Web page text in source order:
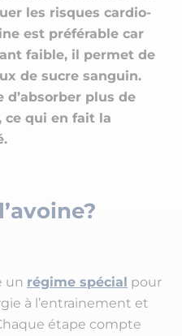
les risques cardio-
est préférable car
faible, il permet de
de sucre sanguin.
d’absorber plus de
ce qui en fait la
un régime spécial pour
à l’entrainement et
étape compte